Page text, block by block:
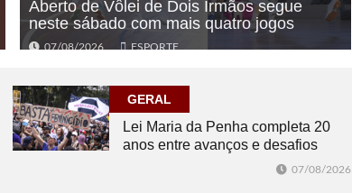
Aberto de Vôlei de Dois Irmãos segue
neste sábado com mais quatro jogos
07/08/2026 ESPORTE
GERAL
Lei Maria da Penha completa 20
anos entre avanços e desafios
07/08/2026